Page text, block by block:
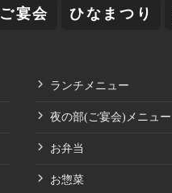
ご宴会 ひなまつり
ランチメニュー
夜の部(ご宴会)メニュー
お弁当
お惣菜